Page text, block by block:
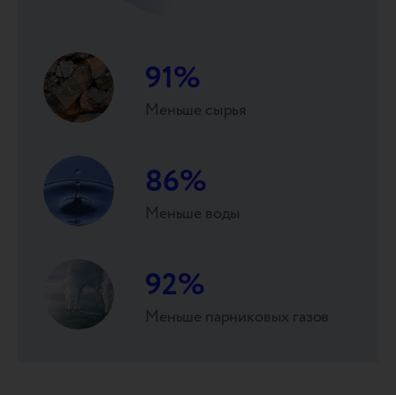
91%
Меньше сырья
86%
Меньше воды
92%
Меньше парниковых газов